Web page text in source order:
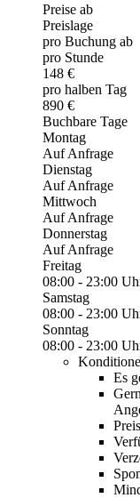
Preise ab
Preislage
pro Buchung ab
pro Stunde
148 €
pro halben Tag
890 €
Buchbare Tage
Montag
Auf Anfrage
Dienstag
Auf Anfrage
Mittwoch
Auf Anfrage
Donnerstag
Auf Anfrage
Freitag
08:00 - 23:00
Samstag
08:00 - 23:00
Sonntag
08:00 - 23:00
Es